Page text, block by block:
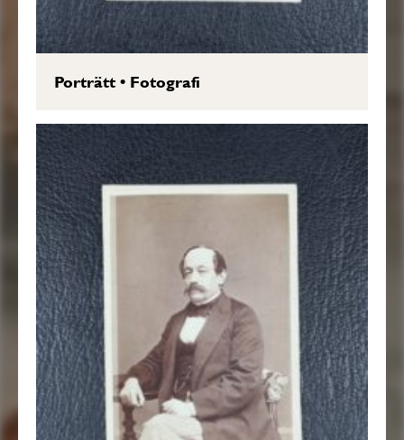
Porträtt• Fotografi